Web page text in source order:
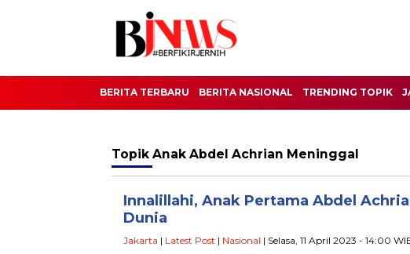
BERITA TERBARU BERITA NASIONAL TRENDING TOPIK
Topik Anak Abdel Achrian Meninggal
Innalillahi, Anak Pertama Abdel
Dunia
Jakarta | Latest Post | Nasional | Selasa, 11 April 2023 - 14:00